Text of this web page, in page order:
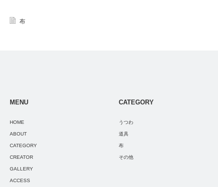
布
MENU
HOME
ABOUT
CATEGORY
CREATOR
GALLERY
ACCESS
CATEGORY
うつわ
道具
布
その他